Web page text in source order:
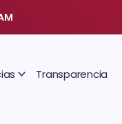
Transparencia